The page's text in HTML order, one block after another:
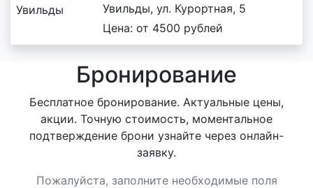
Увильды, ул. Курортная, 5
Цена: от 4500 рублей
Бронирование
Бесплатное бронирование. Актуальные цены,
акции. Точную стоимость, моментальное
подтверждение брони узнайте через онлайн-
заявку.
Пожалуйста, заполните необходимые поля